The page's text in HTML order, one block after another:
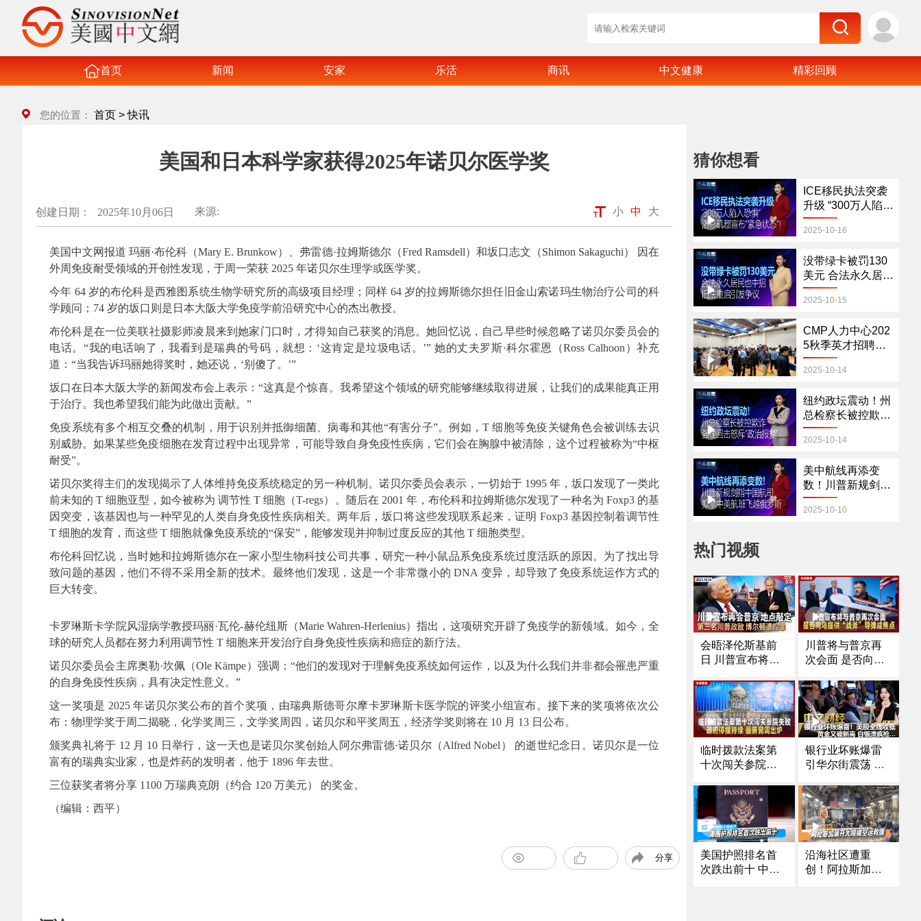
首页 新闻 安家 乐活 商讯 中文健康 精彩回顾
您的位置： 首页 >快讯
美国和日本科学家获得2025年诺贝尔医学奖
创建日期： 2025年10月06日 来源: 小 中 大
美国中文网报道 玛丽·布伦科（Mary E. Brunkow）、弗雷德·拉姆斯德尔（Fred Ramsdell）和坂口志文（Shimon Sakaguchi） 因在
外周免疫耐受领域的开创性发现，于周一荣获 2025 年诺贝尔生理学或医学奖。
今年 64 岁的布伦科是西雅图系统生物学研究所的高级项目经理；同样 64 岁的拉姆斯德尔担任旧金山索诺玛生物治疗公司的科
学顾问；74 岁的坂口则是日本大阪大学免疫学前沿研究中心的杰出教授。
布伦科是在一位美联社摄影师凌晨来到她家门口时，才得知自己获奖的消息。她回忆说，自己早些时候忽略了诺贝尔委员会的
电话。“我的电话响了，我看到是瑞典的号码，就想：‘这肯定是垃圾电话。’” 她的丈夫罗斯·科尔霍恩（Ross Calhoon）补充
道：“当我告诉玛丽她得奖时，她还说，‘别傻了。’”
坂口在日本大阪大学的新闻发布会上表示：“这真是个惊喜。我希望这个领域的研究能够继续取得进展，让我们的成果能真正用
于治疗。我也希望我们能为此做出贡献。”
免疫系统有多个相互交叠的机制，用于识别并抵御细菌、病毒和其他“有害分子”。例如，T 细胞等免疫关键角色会被训练去识
别威胁。如果某些免疫细胞在发育过程中出现异常，可能导致自身免疫性疾病，它们会在胸腺中被清除，这个过程被称为“中枢
耐受”。
诺贝尔奖得主们的发现揭示了人体维持免疫系统稳定的另一种机制。诺贝尔委员会表示，一切始于 1995 年，坂口发现了一类此
前未知的 T 细胞亚型，如今被称为 调节性 T 细胞（T-regs）。随后在 2001 年，布伦科和拉姆斯德尔发现了一种名为 Foxp3 的基
因突变，该基因也与一种罕见的人类自身免疫性疾病相关。两年后，坂口将这些发现联系起来，证明 Foxp3 基因控制着调节性
T 细胞的发育，而这些 T 细胞就像免疫系统的“保安”，能够发现并抑制过度反应的其他 T 细胞类型。
布伦科回忆说，当时她和拉姆斯德尔在一家小型生物科技公司共事，研究一种小鼠品系免疫系统过度活跃的原因。为了找出导
致问题的基因，他们不得不采用全新的技术。最终他们发现，这是一个非常微小的 DNA 变异，却导致了免疫系统运作方式的
巨大转变。
卡罗琳斯卡学院风湿病学教授玛丽·瓦伦-赫伦纽斯（Marie Wahren-Herlenius）指出，这项研究开辟了免疫学的新领域。如今，全
球的研究人员都在努力利用调节性 T 细胞来开发治疗自身免疫性疾病和癌症的新疗法。
诺贝尔委员会主席奥勒·坎佩（Ole Kämpe）强调：“他们的发现对于理解免疫系统如何运作，以及为什么我们并非都会罹患严重
的自身免疫性疾病，具有决定性意义。”
这一奖项是 2025 年诺贝尔奖公布的首个奖项，由瑞典斯德哥尔摩卡罗琳斯卡医学院的评奖小组宣布。接下来的奖项将依次公
布：物理学奖于周二揭晓，化学奖周三，文学奖周四，诺贝尔和平奖周五，经济学奖则将在 10 月 13 日公布。
颁奖典礼将于 12 月 10 日举行，这一天也是诺贝尔奖创始人阿尔弗雷德·诺贝尔（Alfred Nobel） 的逝世纪念日。诺贝尔是一位
富有的瑞典实业家，也是炸药的发明者，他于 1896 年去世。
三位获奖者将分享 1100 万瑞典克朗（约合 120 万美元） 的奖金。
（编辑：西平）
分享
猜你想看
ICE移民执法突袭
升级 “300万人陷入
恐惧” 洛杉矶宣
布“紧急状态”！
2025-10-16
没带绿卡被罚130
美元 合法永久居民
也中招！旧法重启
引发争议
2025-10-15
CMP人力中心202
5秋季英才招聘会
圆满举行 规模创历
史新高
2025-10-14
纽约政坛震动！州
总检察长被控欺诈
强硬回击怒斥“政治
报复”
2025-10-14
美中航线再添变
数！川普新规剑指
中国航司 拟禁中美
航班飞越俄罗斯
2025-10-10
热门视频
会晤泽伦斯基前
日 川普宣布将与
芝加哥移民执法
冲突频发 法官对I
CE特工下新命令
｜第三名川普政
敌 前国安顾问博
尔顿遭控罪｜涉
加大中国留学生
被起诉《中文正
点》25.10.16
川普将与普京再
次会面 是否向乌
焦点
临时拨款法案第
十次闯关参院失
最新民调出炉
银行业坏账爆雷
引华尔街震荡 美
美国护照排名首
次跌出前十 中国
沿海社区遭重
创！阿拉斯加展